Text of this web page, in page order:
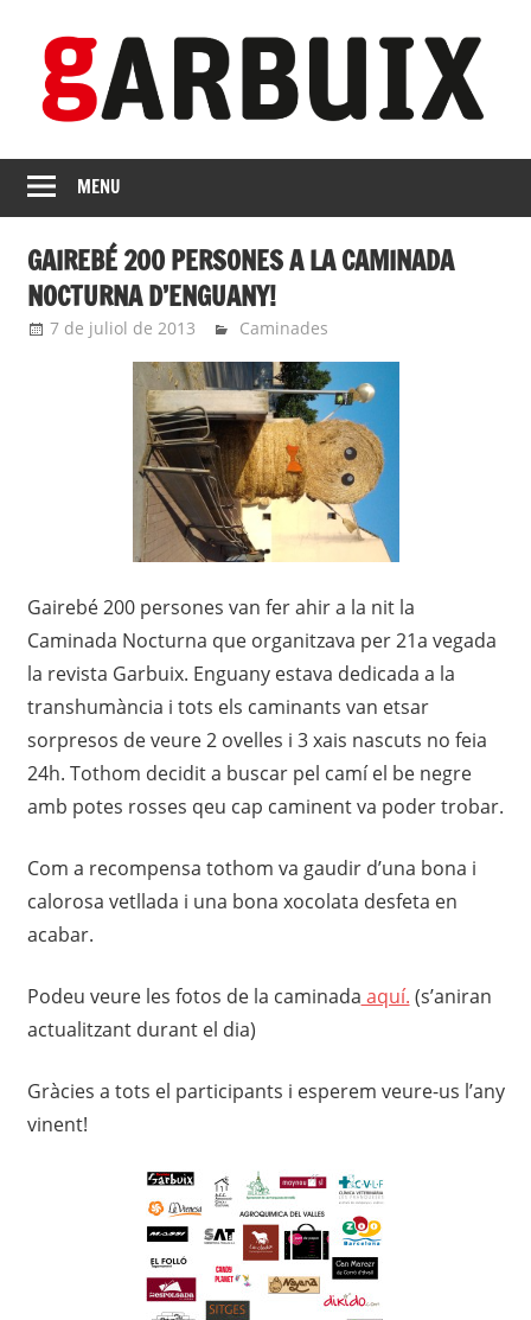
content
GARBUIX
Independent
de
Franqueses
MENU
GAIREBÉ 200 PERSONES A LA CAMINADA
NOCTURNA D’ENGUANY!
7 de juliol de 2013 roger
Caminades
Gairebé 200 persones van fer ahir a la nit la
Caminada Nocturna que organitzava per 21a vegada
la revista Garbuix. Enguany estava dedicada a la
transhumància i tots els caminants van etsar
sorpresos de veure 2 ovelles i 3 xais nascuts no feia
24h. Tothom decidit a buscar pel camí el be negre
amb potes rosses qeu cap caminent va poder trobar.
Com a recompensa tothom va gaudir d’una bona i
calorosa vetllada i una bona xocolata desfeta en
acabar.
Podeu veure les fotos de la caminada aquí. (s’aniran
actualitzant durant el dia)
Gràcies a tots el participants i esperem veure-us l’any
vinent!